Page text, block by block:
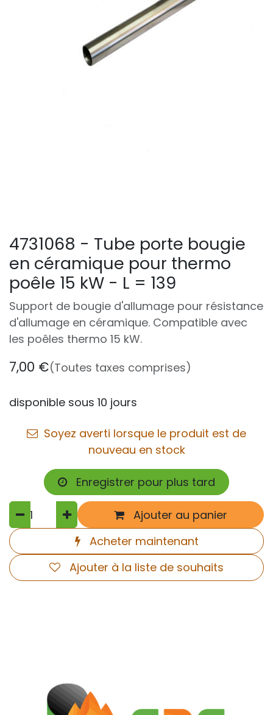
4731068 - Tube porte bougie
en céramique pour thermo
poêle 15 kW - L = 139
Support de bougie d'allumage pour résistance
d'allumage en céramique. Compatible avec
les poêles thermo 15 kW.
7,00 €(Toutes taxes comprises)
disponible sous 10 jours
Soyez averti lorsque le produit est de
nouveau en stock
Enregistrer pour plus tard
Ajouter au panier
Acheter maintenant
Ajouter à la liste de souhaits